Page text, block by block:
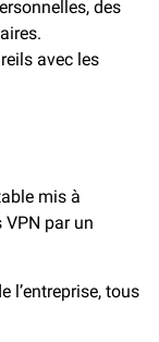
des
avec les
mis à
VPN par un
l’entreprise, tous